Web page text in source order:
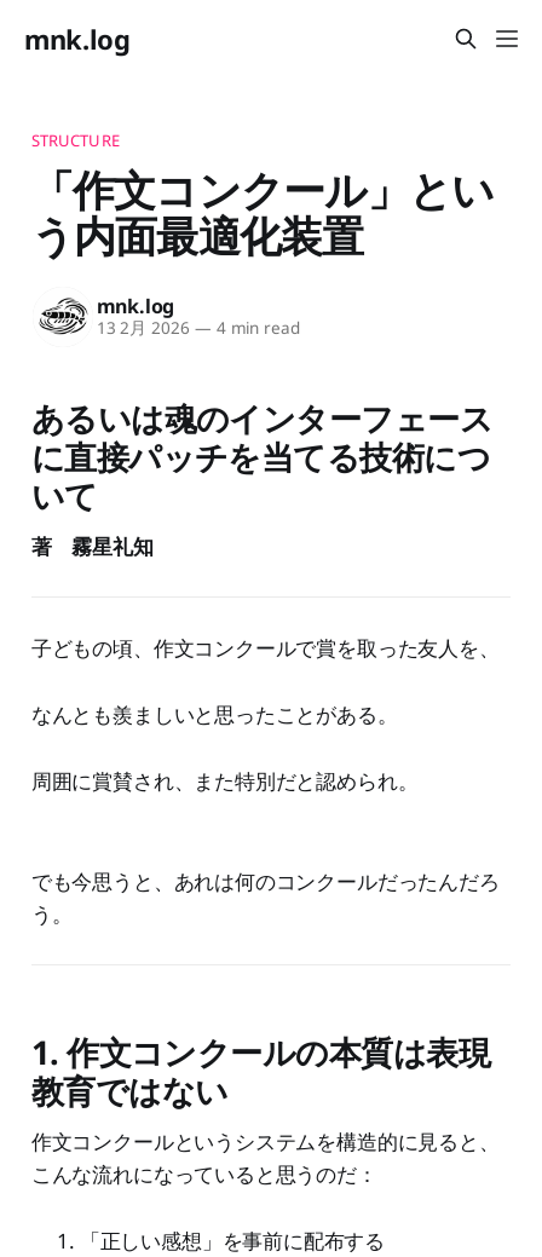
mnk.log
STRUCTURE
「作文コンクール」とい
う内面最適化装置
mnk.log
13 2月 2026 — 4 min read
あるいは魂のインターフェース
に直接パッチを当てる技術につ
いて
著 霧星礼知
子どもの頃、作文コンクールで賞を取った友人を、
なんとも羨ましいと思ったことがある。
周囲に賞賛され、また特別だと認められ。
でも今思うと、あれは何のコンクールだったんだろ
う。
1. 作文コンクールの本質は表現
教育ではない
作文コンクールというシステムを構造的に見ると、
こんな流れになっていると思うのだ：
「正しい感想」を事前に配布する